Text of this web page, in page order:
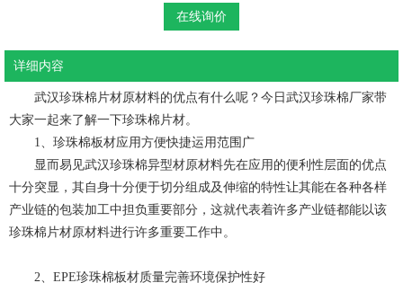
在线询价
详细内容
武汉珍珠棉片材原材料的优点有什么呢？今日武汉珍珠棉厂家带
大家一起来了解一下珍珠棉片材。
1、珍珠棉板材应用方便快捷运用范围广
显而易见武汉珍珠棉异型材原材料先在应用的便利性层面的优点
十分突显，其自身十分便于切分组成及伸缩的特性让其能在各种各样
产业链的包装加工中担负重要部分，这就代表着许多产业链都能以该
珍珠棉片材原材料进行许多重要工作中。
2、EPE珍珠棉板材质量完善环境保护性好